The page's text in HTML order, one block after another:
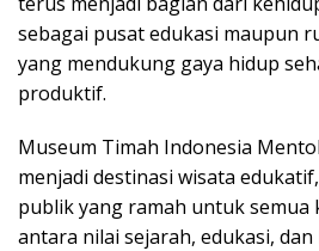
sebagai pusat edukasi maupun
yang mendukung gaya hidup
produktif.
Museum Timah Indonesia
menjadi destinasi wisata
publik yang ramah untuk semua
antara nilai sejarah, edukasi,